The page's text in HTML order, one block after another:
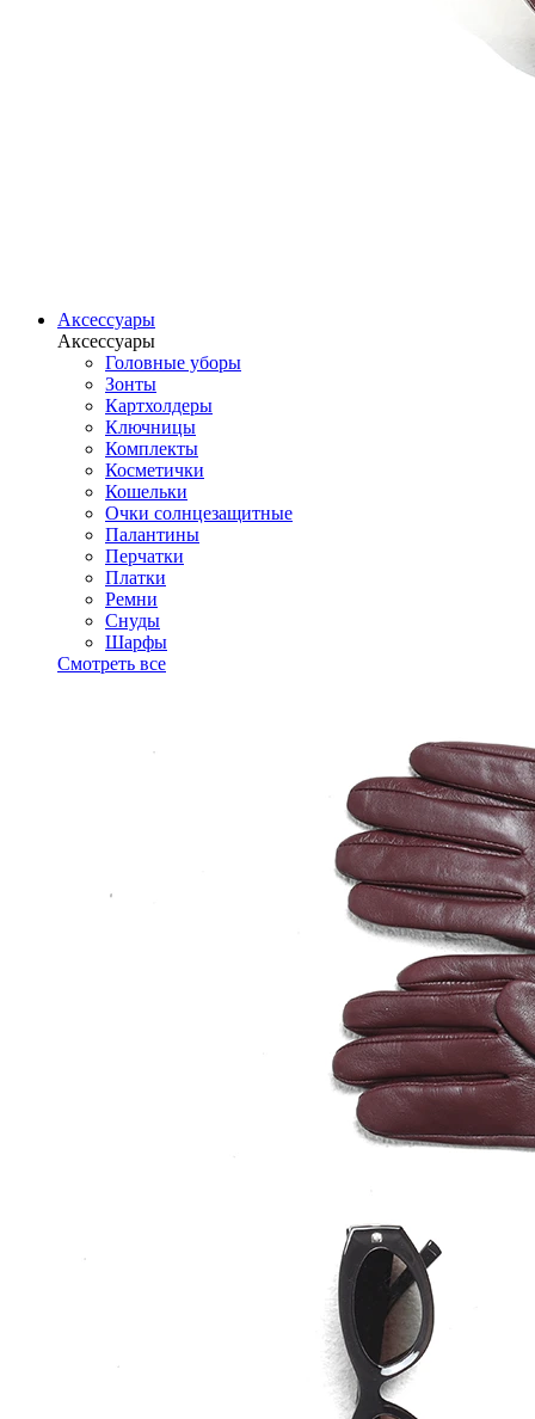
Аксессуары
Аксессуары
Головные уборы
Зонты
Картхолдеры
Ключницы
Комплекты
Косметички
Кошельки
Очки солнцезащитные
Палантины
Перчатки
Платки
Ремни
Снуды
Шарфы
Смотреть все